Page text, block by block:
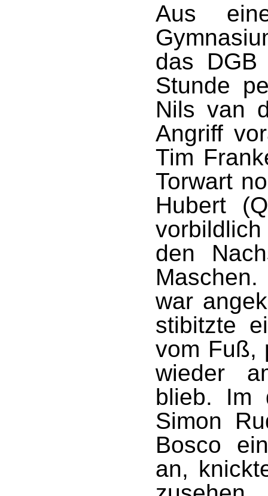
Aus
das DGB
Stunde
Nils van
Angriff
Tim
Torwart
Hubert
den
war
stibitzte
vom Fuß,
wieder
blieb. Im
Simon
Bosco
an,